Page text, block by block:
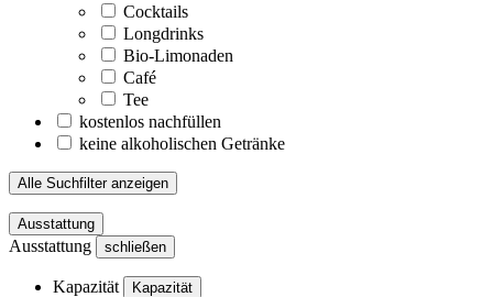
Cocktails
Longdrinks
Bio-Limonaden
Café
Tee
kostenlos nachfüllen
keine alkoholischen Getränke
Alle Suchfilter anzeigen
Ausstattung
Ausstattung schließen
Kapazität Kapazität